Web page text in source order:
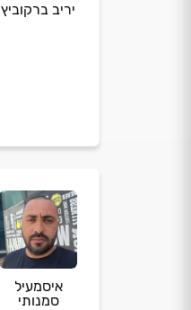
יריב ברקוביץ
איסמעיל
סמנותי